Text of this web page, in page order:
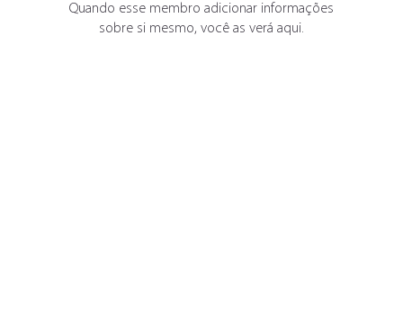
Quando esse membro adicionar informações
sobre si mesmo, você as verá aqui.